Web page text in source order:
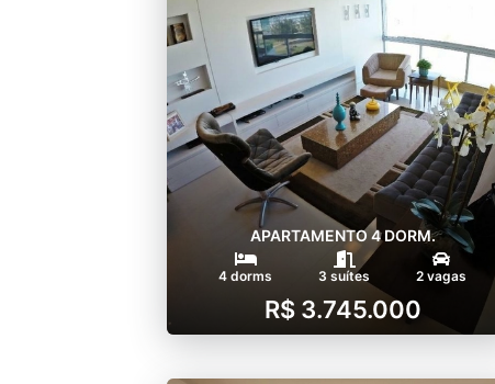
APARTAMENTO 4 DORM.
4 dorms 3 suítes 2 vagas
R$ 3.745.000